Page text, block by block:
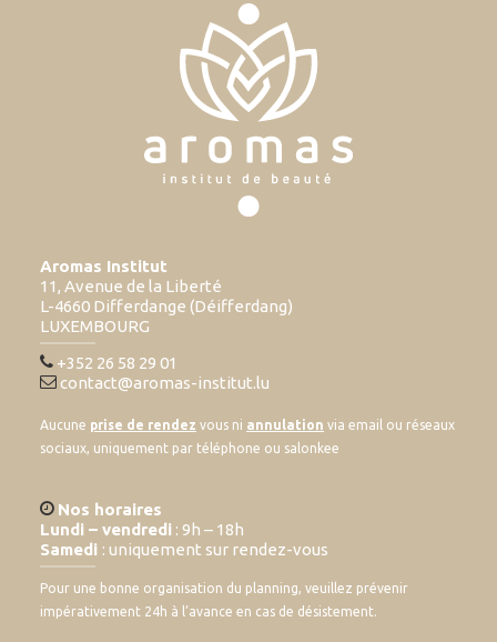
Aromas Institut
11, Avenue de la Liberté
L-4660 Differdange (Déifferdang)
LUXEMBOURG
+352 26 58 29 01
contact@aromas-institut.lu
Aucune prise de rendez vous ni annulation via email ou réseaux
sociaux, uniquement par téléphone ou salonkee
Nos horaires
Lundi – vendredi : 9h – 18h
Samedi : uniquement sur rendez-vous
Pour une bonne organisation du planning, veuillez prévenir
impérativement 24h à l’avance en cas de désistement.